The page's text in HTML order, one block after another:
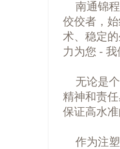
南通锦
佼佼者，
术、稳定
力为您 -
无论是
精神和责
保证高水
作为注